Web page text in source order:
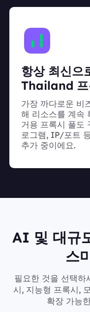
항상 최신으
Thailand 프
가장 까다로운 비
해 리소스를 계속
거용 프록시 풀도
로그램, IP/포트
추가 중이에요.
AI 및 대규
스
필요한 것을 선택
시, 지능형 프록시,
확장 가능